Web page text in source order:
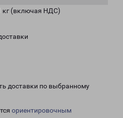
кг (включая НДС)
доставки по выбранному
ориентировочным